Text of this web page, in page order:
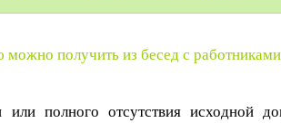
получить из бесед с
полного отсутствия исходной